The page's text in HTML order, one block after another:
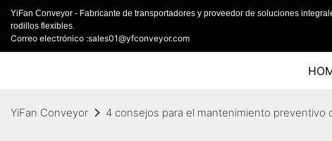
YiFan Conveyor - Fabricante de transportadores y proveedor de soluciones
rodillos flexibles.
Correo electrónico :sales01@yfconveyor.com
YiFan Conveyor 4 consejos para el mantenimiento preventivo